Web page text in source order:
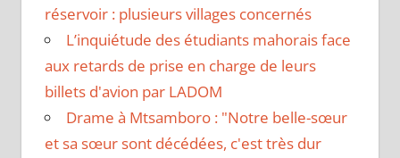
réservoir : plusieurs villages concernés
L’inquiétude des étudiants mahorais face
aux retards de prise en charge de leurs
billets d'avion par LADOM
Drame à Mtsamboro : "Notre belle-sœur
et sa sœur sont décédées, c'est très dur